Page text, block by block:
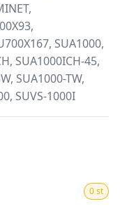
SUA1000,
SUA1000ICH-45,
SUA1000-TW,
SUVS-1000I
0 st